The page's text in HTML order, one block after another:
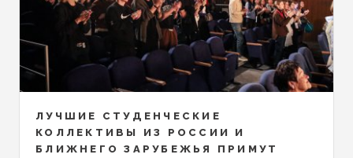
ЛУЧШИЕ СТУДЕНЧЕСКИЕ
КОЛЛЕКТИВЫ ИЗ РОССИИ И
БЛИЖНЕГО ЗАРУБЕЖЬЯ ПРИМУТ